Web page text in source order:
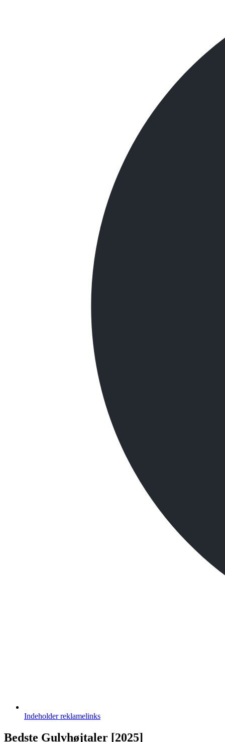
Indeholderreklamelinks
Bedste Gulvhøjtaler [2025]